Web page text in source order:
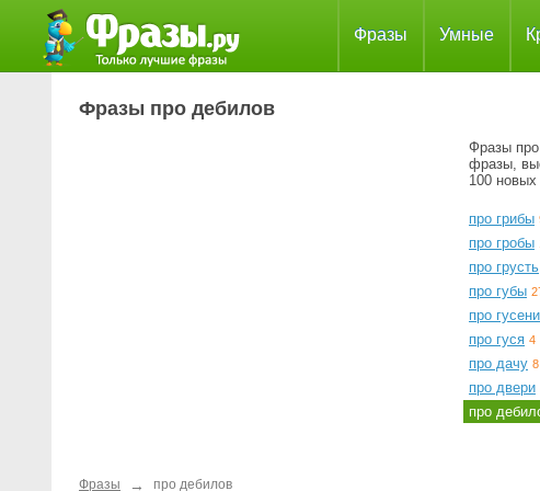
Фразы Умные
Фразы про дебилов
Фразы
фразы,
100
про грибы
про гробы
про грусть
про губы
про
про гуся 4
про дачу 8
про двери
про
Фразы → про дебилов